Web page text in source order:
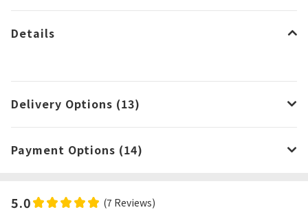
Details
Delivery Options (13)
Payment Options (14)
5.0 (7 Reviews)